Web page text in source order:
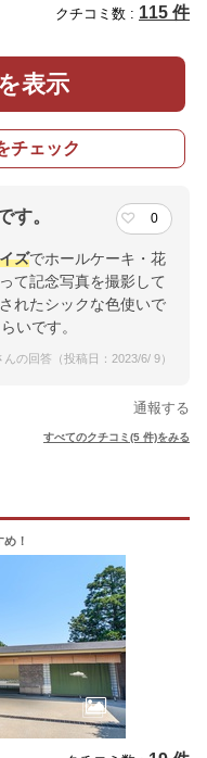
クチコミ数 : 115 件
表示
チェック
す。 0
ズでホールケーキ・花
て記念写真を撮影して
れたシックな色使いで
いです。
んの回答（投稿日：2023/6/ 9）
通報する
すべてのクチコミ(5 件)をみる
！